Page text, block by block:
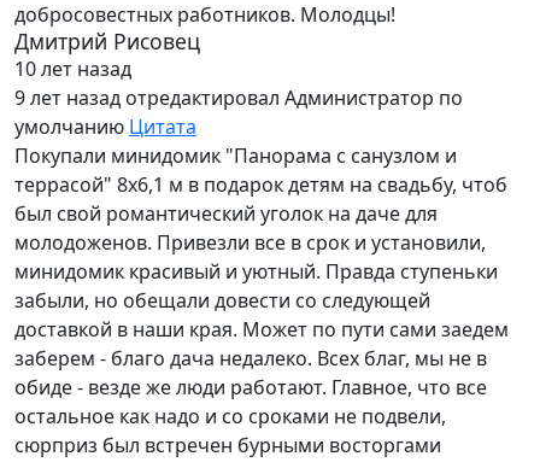
добросовестных работников. Молодцы!
Дмитрий Рисовец
10 лет назад
9 лет назад отредактировал Администратор по
умолчанию Цитата
Покупали минидомик "Панорама с санузлом и
террасой" 8х6,1 м в подарок детям на свадьбу, чтоб
был свой романтический уголок на даче для
молодоженов. Привезли все в срок и установили,
минидомик красивый и уютный. Правда ступеньки
забыли, но обещали довести со следующей
доставкой в наши края. Может по пути сами заедем
заберем - благо дача недалеко. Всех благ, мы не в
обиде - везде же люди работают. Главное, что все
остальное как надо и со сроками не подвели,
сюрприз был встречен бурными восторгами